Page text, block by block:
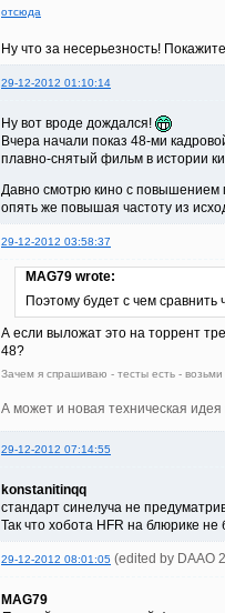
отсюда
Ну что за несерьезность!
29-12-2012 01:10:14
Ну вот вроде дождался!
Вчера начали показ 48-ми
плавно-снятый фильм в истории
Давно смотрю кино с повышением
опять же повышая частоту из
29-12-2012 03:58:37
MAG79 wrote:
Поэтому будет с чем
А если выложат это на торрент
48?
Зачем я спрашиваю - тесты есть -
А может и новая техническая
29-12-2012 07:14:55
konstanitinqq
стандарт синелуча не
Так что хобота HFR на блюрике не
29-12-2012 08:01:05 (edited by DAAO
MAG79